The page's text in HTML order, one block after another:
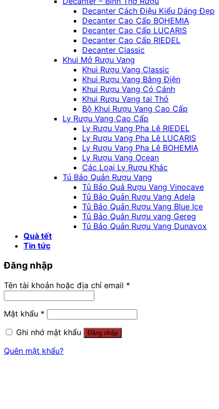
Decanter Cách Điệu Kiểu Dáng Đẹp
Decanter Cao Cấp BOHEMIA
Decanter Cao Cấp LUCARIS
Decanter Cao Cấp RIEDEL
Decanter Classic
Khui Mở Rượu Vang
Khui Rượu Vang Classic
Khui Rượu Vang Bằng Điện
Khui Rượu Vang Có Cánh
Khui Rượu Vang tai Thỏ
Bộ Khui Rượu Vang Cao Cấp
Ly Rượu Vang Cao Cấp
Ly Rượu Vang Pha Lê RIEDEL
Ly Rượu Vang Pha Lê LUCARIS
Ly Rượu Vang Pha Lê BOHEMIA
Ly Rượu Vang Ocean
Các Loại Ly Rượu Khác
Tủ Bảo Quản Rượu Vang
Tủ Bảo Quả Rượu Vang Vinocave
Tủ Bảo Quản Rượu Vang Adela
Tủ Bảo Quản Rượu Vang Blue Ice
Tủ Bảo Quản Rượu vang Gereg
Tủ Bảo Quản Rượu Vang Dunavox
Quà tết
Tin tức
Đăng nhập
Tên tài khoản hoặc địa chỉ email *
Mật khẩu *
Ghi nhớ mật khẩu
Đăng nhập
Quên mật khẩu?